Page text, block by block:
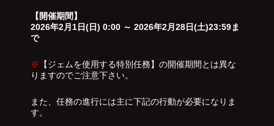
【開催期間】
2026年2月1日(日) 0:00 ～ 2026年2月28日(土)23:59ま
で
※
【ジェムを使用する特別任務】の開催期間とは異な
りますのでご注意下さい。
また、任務の進行には主に下記の行動が必要になりま
す。